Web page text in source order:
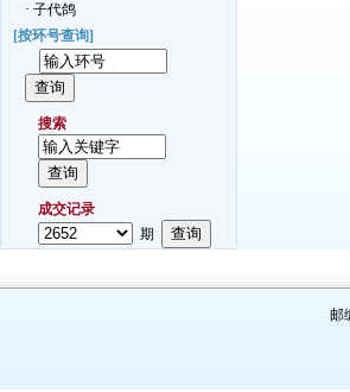
· 子代鸽
[按环号查询]
搜索
成交记录
期
邮